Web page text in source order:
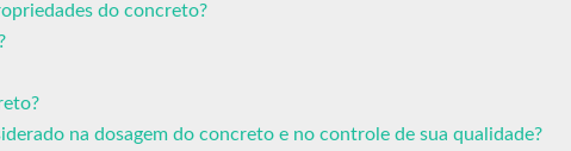
do concreto?
na dosagem do concreto e no controle de sua qualidade?